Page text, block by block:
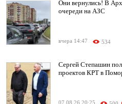
Они вернулись! В
очереди на АЗС
вчера 14:47 534
Сергей Степашин
проектов КРТ в
07.08.26 20:25